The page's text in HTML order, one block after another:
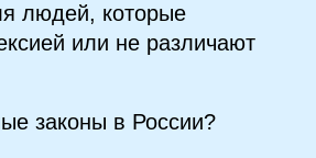
людей, которые
или не различают
законы в России?